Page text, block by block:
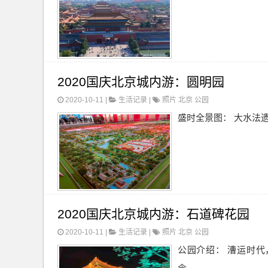
2020国庆北京城内游：圆明园
2020-10-11 | 生活记录 照片 北京 公园
盛时全景图： 大水法
2020国庆北京城内游：石道碑花园
2020-10-11 | 生活记录 照片 北京 公园
公园介绍： 漕运时